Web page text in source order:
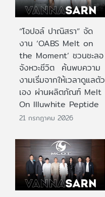
“โอปอล์ ปาณิสรา” จัด
งาน ‘OABS Melt on
the Moment’ ชวนชะลอ
จังหวะชีวิต ค้นพบความ
งามเริ่มจากให้เวลาดูแลตัว
เอง ผ่านผลิตภัณฑ์ Melt
On Illuwhite Peptide
21 กรกฎาคม 2026